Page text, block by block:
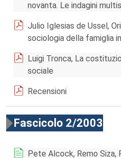
novanta. Le indagini
Julio Iglesias de Ussel,
sociologia della famiglia
Luigi Tronca, La
sociale
Recensioni
Fascicolo 2/2003
Pete Alcock, Remo Siza,